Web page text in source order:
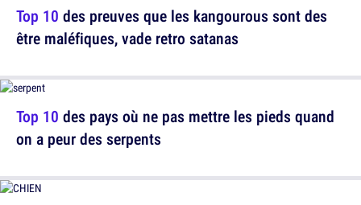
Top 10 des pays où ne pas mettre les pieds quand
on a peur des serpents
Top 10 des preuves que les kangourous sont des
être maléfiques, vade retro satanas